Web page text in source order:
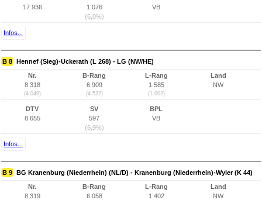
17.936
1.076
(6,0%)
VB
Infos...
B 8 Hennef (Sieg)-Uckerath (L 268) - LG (NW/HE)
Nr.
8.318
(4.049)
B-Rang
6.909
(4.522)
L-Rang
1.585
(1.002)
Land
NW
DTV
8.655
SV
597
(6,9%)
BPL
VB
Infos...
B 9 BG Kranenburg (Niederrhein) (NL/D) - Kranenburg (Niederrhein)-Wyler (K 44)
Nr.
8.319
B-Rang
6.058
L-Rang
1.402
Land
NW